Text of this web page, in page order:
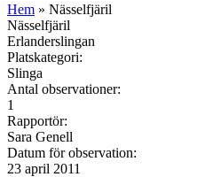
Hem » Nässelfjäril
Nässelfjäril
Erlanderslingan
Platskategori:
Slinga
Antal observationer:
1
Rapportör:
Sara Genell
Datum för observation:
23 april 2011